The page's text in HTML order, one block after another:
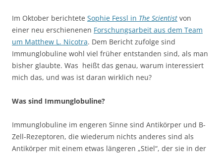
Im Oktober berichtete Sophie Fessl in The Scientist von
einer neu erschienenen Forschungsarbeit aus dem Team
um Matthew L. Nicotra. Dem Bericht zufolge sind
Immunglobuline wohl viel früher entstanden sind, als man
bisher glaubte. Was heißt das genau, warum interessiert
mich das, und was ist daran wirklich neu?
Was sind Immunglobuline?
Immunglobuline im engeren Sinne sind Antikörper und B-
Zell-Rezeptoren, die wiederum nichts anderes sind als
Antikörper mit einem etwas längeren „Stiel“, der sie in der